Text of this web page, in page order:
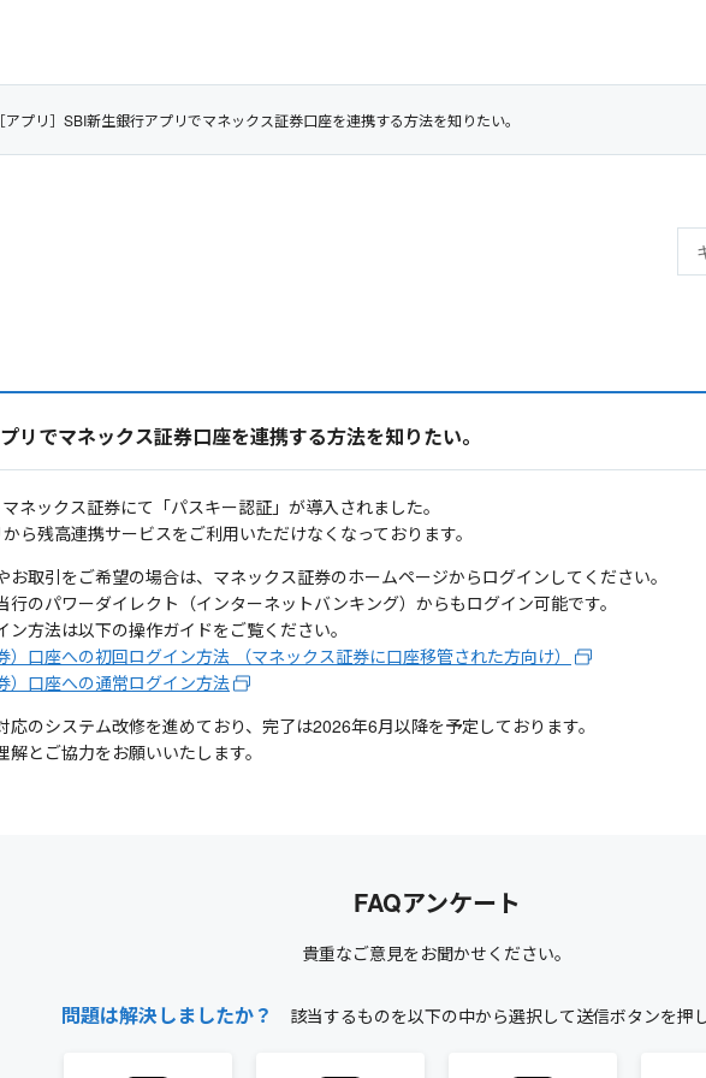
［アプリ］SBI新生銀行アプリでマネックス証券口座を連携する方法を知りたい。
リでマネックス証券口座を連携する方法を知りたい。
ネックス証券にて「パスキー認証」が導入されました。
ら残高連携サービスをご利用いただけなくなっております。
取引をご希望の場合は、マネックス証券のホームページからログインしてください。
のパワーダイレクト（インターネットバンキング）からもログイン可能です。
方法は以下の操作ガイドをご覧ください。
口座への初回ログイン方法 （マネックス証券に口座移管された方向け）
）口座への通常ログイン方法
のシステム改修を進めており、完了は2026年6月以降を予定しております。
とご協力をお願いいたします。
FAQアンケート
貴重なご意見をお聞かせください。
問題は解決しましたか？ 該当するものを以下の中から選択して送信ボタンを押